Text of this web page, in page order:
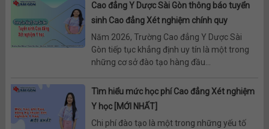
Cao đẳng Y Dược Sài Gòn thông báo tuyển
sinh Cao đẳng Xét nghiệm chính quy
Năm 2026, Trường Cao đẳng Y Dược Sài
Gòn tiếp tục khẳng định uy tín là một trong
những cơ sở đào tạo hàng đầu...
Tìm hiểu mức học phí Cao đẳng Xét nghiệm
Y học [MỚI NHẤT]
Chi phí đào tạo là một trong những yếu tố